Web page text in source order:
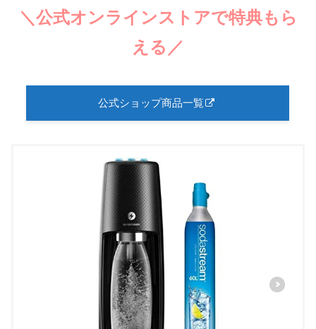
＼公式オンラインストアで特典もら
える／
公式ショップ商品一覧